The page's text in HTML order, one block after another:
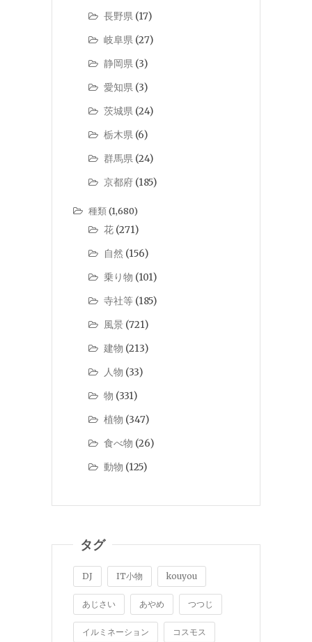
長野県 (17)
岐阜県 (27)
静岡県 (3)
愛知県 (3)
茨城県 (24)
栃木県 (6)
群馬県 (24)
京都府 (185)
種類(1,680)
花 (271)
自然 (156)
乗り物 (101)
寺社等 (185)
風景 (721)
建物 (213)
人物 (33)
物 (331)
植物 (347)
食べ物 (26)
動物 (125)
タグ
DJ IT小物 kouyou
あじさい あやめ つつじ
イルミネーション コスモス